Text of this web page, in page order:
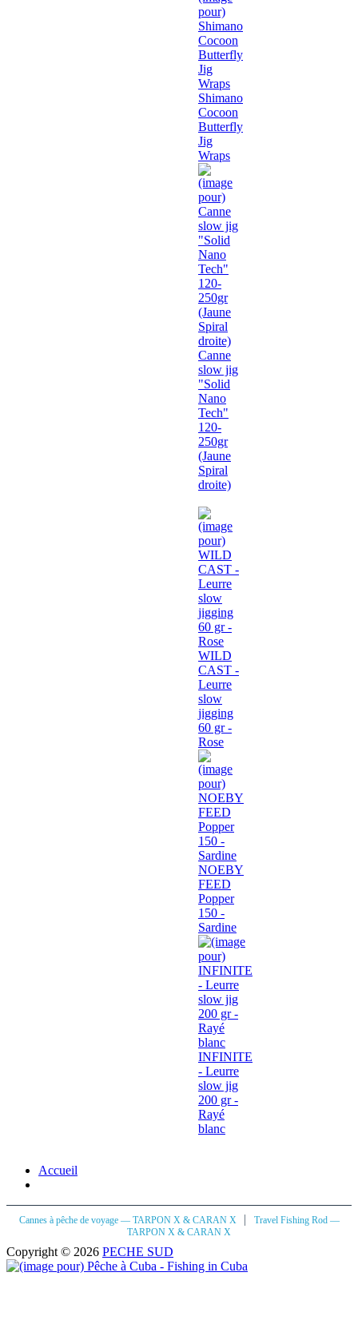
Shimano
Cocoon
Butterfly
Jig
Wraps
Canne
slow jig
"Solid
Nano
Tech"
120-
250gr
(Jaune
Spiral
droite)
WILD
CAST -
Leurre
slow
jigging
60 gr -
Rose
NOEBY
FEED
Popper
150 -
Sardine
INFINITE
- Leurre
slow jig
200 gr -
Rayé
blanc
Accueil
Cannes à pêche de voyage — TARPON X & CARAN X |
Travel Fishing Rod —
TARPON X & CARAN X
Copyright © 2026 PECHE SUD